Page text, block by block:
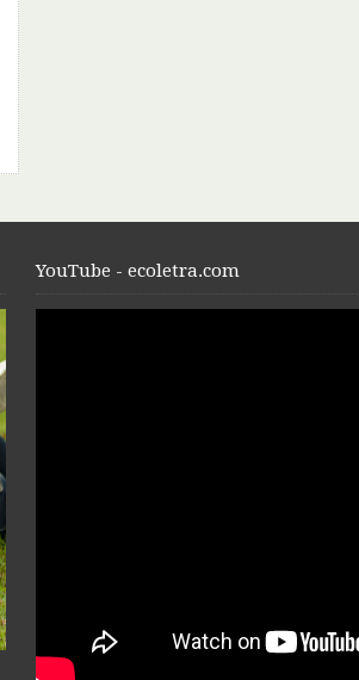
YouTube - ecoletra.com